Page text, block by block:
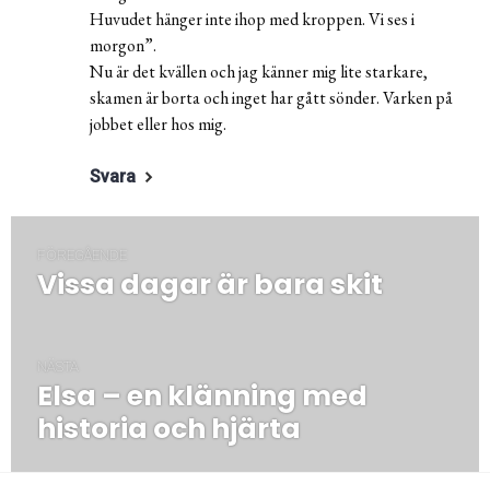
Huvudet hänger inte ihop med kroppen. Vi ses i
morgon”.
Nu är det kvällen och jag känner mig lite starkare,
skamen är borta och inget har gått sönder. Varken på
jobbet eller hos mig.
Svara
FÖREGÅENDE
Föregående
Vissa dagar är bara skit
NÄSTA
Nästa
post:
Elsa – en klänning med
historia och hjärta